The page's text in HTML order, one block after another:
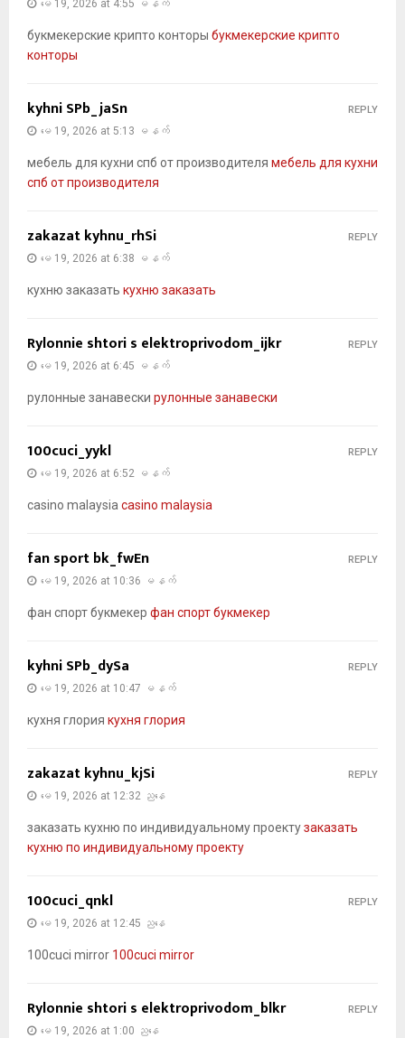
မေ 19, 2026 at 4:55 မနက်
букмекерские крипто конторы букмекерские крипто
конторы
kyhni SPb_jaSn
မေ 19, 2026 at 5:13 မနက်
мебель для кухни спб от производителя мебель для кухни
спб от производителя
REPLY
zakazat kyhnu_rhSi
မေ 19, 2026 at 6:38 မနက်
кухню заказать кухню заказать
REPLY
Rylonnie shtori s elektroprivodom_ijkr
မေ 19, 2026 at 6:45 မနက်
рулонные занавески рулонные занавески
REPLY
100cuci_yykl
မေ 19, 2026 at 6:52 မနက်
casino malaysia casino malaysia
REPLY
fan sport bk_fwEn
မေ 19, 2026 at 10:36 မနက်
фан спорт букмекер фан спорт букмекер
REPLY
kyhni SPb_dySa
မေ 19, 2026 at 10:47 မနက်
кухня глория кухня глория
REPLY
zakazat kyhnu_kjSi
မေ 19, 2026 at 12:32 ညနေ
заказать кухню по индивидуальному проектузаказать
кухню по индивидуальному проекту
REPLY
100cuci_qnkl
မေ 19, 2026 at 12:45 ညနေ
100cuci mirror 100cuci mirror
REPLY
Rylonnie shtori s elektroprivodom_blkr
မေ 19, 2026 at 1:00 ညနေ
REPLY